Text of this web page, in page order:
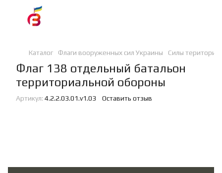
Каталог Флаги вооруженных сил Украины Силы
Флаг 138 отдельный батальон
территориальной обороны
Артикул: 4.2.2.03.01.v1.03 Оставить отзыв